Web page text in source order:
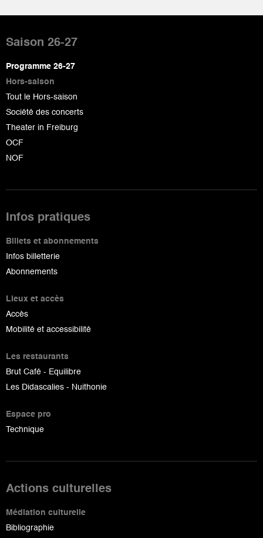
de
page
Saison 26-27
Programme 26-27
Hors-saison
Tout le Hors-saison
Société des concerts
Theater in Freiburg
OCF
NOF
Infos pratiques
Billets et abonnements
Infos billetterie
Abonnements
Lieux et accès
Accès
Mobilité et accessibilité
Les restaurants
Brut Café - Equilibre
Les Didascalies - Nuithonie
Espace pro
Technique
Actions culturelles
Médiation culturelle
Bibliographie